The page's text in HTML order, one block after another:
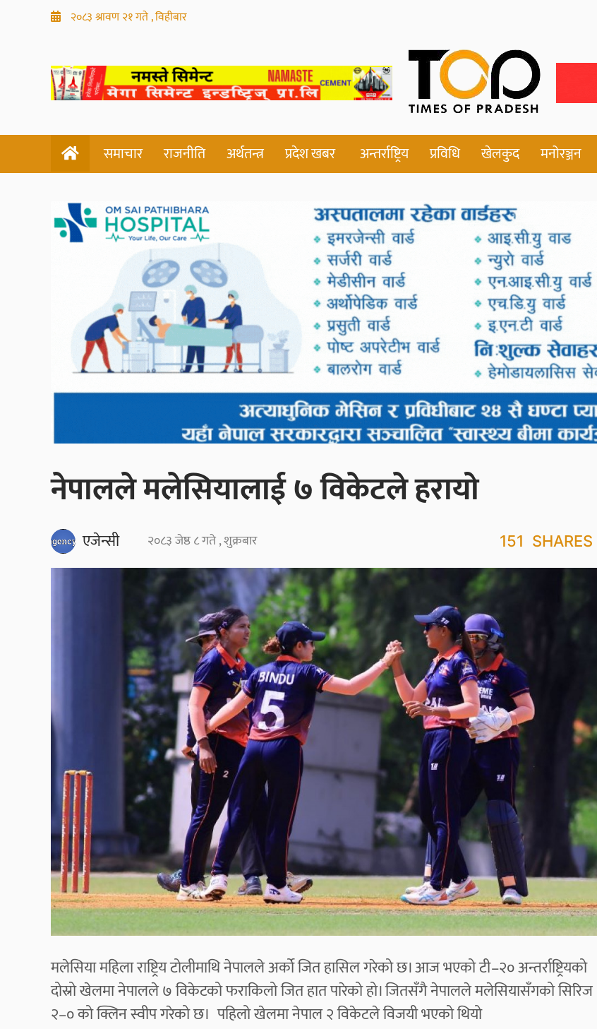
२०८३ श्रावण २१ गते , विहीबार
समाचार राजनीति अर्थतन्त्र प्रदेश खबर अन्तर्राष्ट्रिय प्रविधि खेलकुद मनोरञ्जन
नेपालले मलेसियालाई ७ विकेटले हरायो
एजेन्सी २०८३ जेष्ठ ८ गते , शुक्रबार 151 SHARES
मलेसिया महिला राष्ट्रिय टोलीमाथि नेपालले अर्को जित हासिल गरेको छ। आज भएको टी–२० अन्तर्राष्ट्रियको
दोस्रो खेलमा नेपालले ७ विकेटको फराकिलो जित हात पारेको हो। जितसँगै नेपालले मलेसियासँगको सिरिज
२–० को क्लिन स्वीप गरेको छ। पहिलो खेलमा नेपाल २ विकेटले विजयी भएको थियो